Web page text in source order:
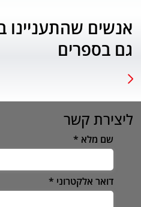
אנשים שהתעניינו
גם בספרים
ליצירת קשר
שם מלא
דואר אלקטרוני